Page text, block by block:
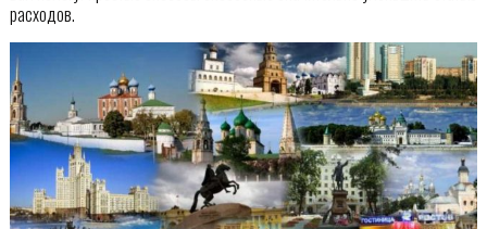
расходов.